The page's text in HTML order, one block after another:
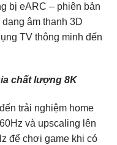
bị eARC – phiên bản
âm thanh 3D
TV thông minh đến
chất lượng 8K
trải nghiệm home
và upscaling lên
để chơi game khi có